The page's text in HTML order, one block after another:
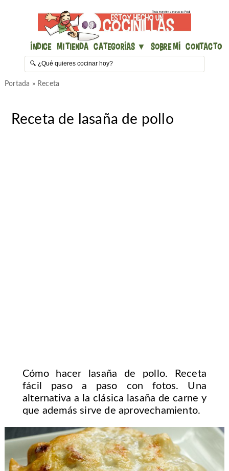
Índice Mi Tienda Categorías ▼ Sobre mí Contacto
Portada » Receta
Receta de lasaña de pollo
Cómo hacer lasaña de pollo. Receta
fácil paso a paso con fotos. Una
alternativa a la clásica lasaña de carne y
que además sirve de aprovechamiento.